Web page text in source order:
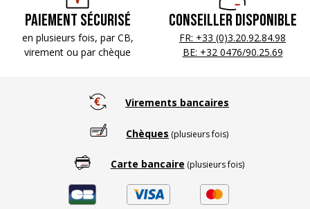
Paiement sécurisé
en plusieurs fois, par CB,
virement ou par chèque
Conseiller disponible
FR: +33 (0)3.20.92.84.98
BE: +32 0476/90.25.69
Virements bancaires
Chèques (plusieurs fois)
Carte bancaire (plusieurs fois)